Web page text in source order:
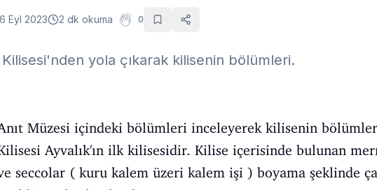
Eyl 2023 2 dk okuma 0
yola çıkarak kilisenin bölümleri.
Müzesi içindeki bölümleri inceleyerek kilisenin
Ayvalık'ın ilk kilisesidir. Kilise içerisinde bulunan
seccolar ( kuru kalem üzeri kalem işi ) boyama şeklinde